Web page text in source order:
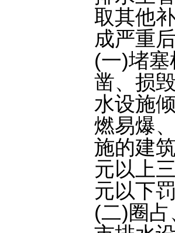
取其他
成严重
(一)堵
凿、损
水设施
燃易爆
施的建
元以上
元以下
(二)圈